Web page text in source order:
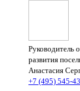
Руководитель
развития
Анастасия
+7 (495) 545-